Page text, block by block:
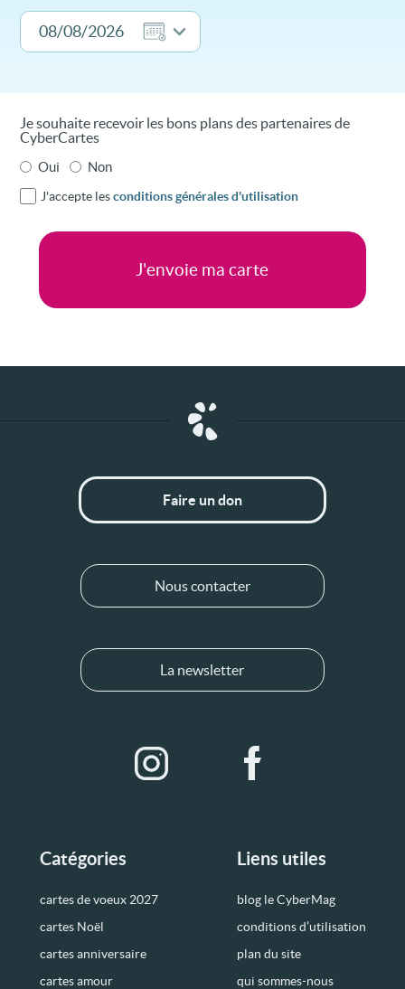
Je souhaite recevoir les bons plans des partenaires de
CyberCartes
Oui Non
J'accepte lesconditions générales d'utilisation
Catégories
cartes de voeux 2027
cartes Noël
cartes anniversaire
cartes amour
Liens utiles
blog le CyberMag
conditions d’utilisation
plan du site
qui sommes-nous
Faire un don
Nous contacter
La newsletter